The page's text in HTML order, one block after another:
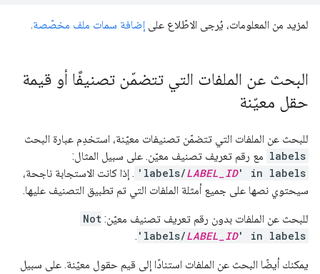
لمزيد من المعلومات، يُرجى الاطّلاع على إضافة سمات ملف مخصّصة.
البحث عن الملفات التي تتضمّن تصنيفًا أو قيمة
حقل معيّنة
للبحث عن الملفات التي تتضمّن تصنيفات معيّنة، استخدِم عبارة البحث
labels مع رقم تعريف تصنيف معيّن. على سبيل المثال:
'labels/LABEL_ID' in labels
. إذا كانت الاستجابة ناجحة،
سيحتوي نصها على جميع أمثلة الملفات التي تم تطبيق التصنيف عليها.
للبحث عن الملفات بدون رقم تعريف تصنيف معيّن: Not
'labels/LABEL_ID' in labels
.
يمكنك أيضًا البحث عن الملفات استنادًا إلى قيم حقول معيّنة. على سبيل